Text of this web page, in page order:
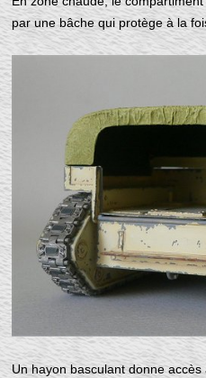
par une bâche qui protège à la
Un hayon basculant donne